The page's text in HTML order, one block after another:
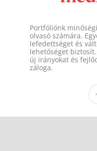
Portfóliónk
olvasó számára.
lefedettséget és
lehetőséget
új irányokat és
záloga.